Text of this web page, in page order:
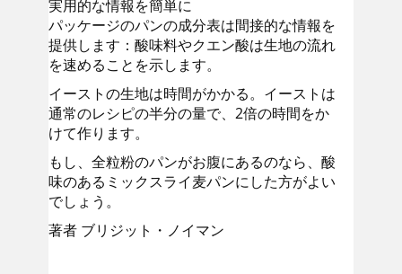
実用的な情報を簡単に
パッケージのパンの成分表は間接的な情報を
提供します：酸味料やクエン酸は生地の流れ
を速めることを示します。
イーストの生地は時間がかかる。イーストは
通常のレシピの半分の量で、2倍の時間をか
けて作ります。
もし、全粒粉のパンがお腹にあるのなら、酸
味のあるミックスライ麦パンにした方がよい
でしょう。
著者 ブリジット・ノイマン